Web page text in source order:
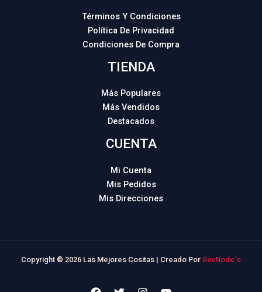
Términos Y Condiciones
Política De Privacidad
Condiciones De Compra
TIENDA
Más Populares
Más Vendidos
Destacados
CUENTA
Mi Cuenta
Mis Pedidos
Mis Direcciones
Copyright © 2026 Las Mejores Cositas | Creado Por SevNode´s